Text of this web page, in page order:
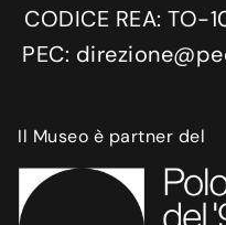
CODICE REA:
PEC:
Il Museo è partner del